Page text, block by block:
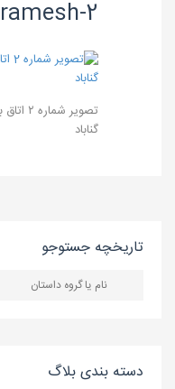
2
گناباد
تاریخچه جستوجو
دسته بندی بلاگ